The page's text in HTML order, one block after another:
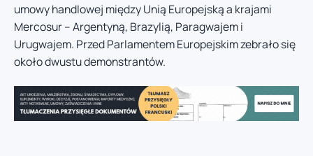
umowy handlowej między Unią Europejską a krajami
Mercosur – Argentyną, Brazylią, Paragwajem i
Urugwajem. Przed Parlamentem Europejskim zebrało się
około dwustu demonstrantów.